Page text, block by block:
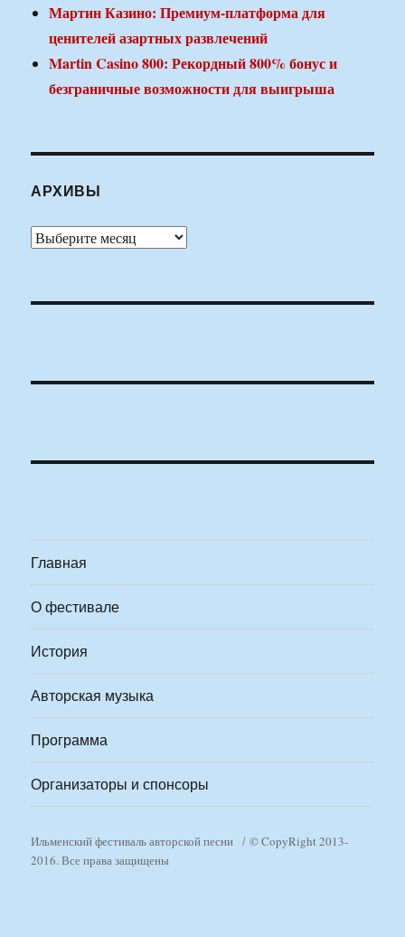
Мартин Казино: Премиум-платформа для
ценителей азартных развлечений
Martin Casino 800: Рекордный 800% бонус и
безграничные возможности для выигрыша
АРХИВЫ
Архивы
Главная
О фестивале
История
Авторская музыка
Программа
Организаторы и спонсоры
Ильменский фестиваль авторской песни
© CopyRight 2013-
2016. Все права защищены